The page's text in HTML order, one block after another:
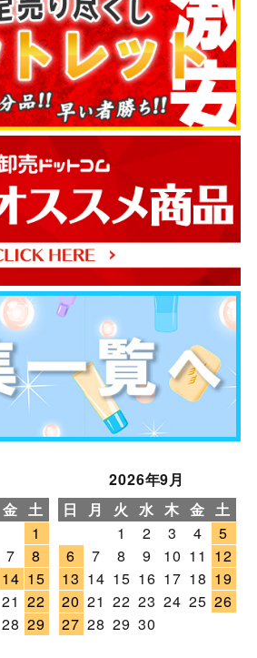
金 土
1
7
8
14 15
21 22
28 29
2026年9月
日
月 火 水 木 金 土
1
2 3 4
5
6
7 8 9 10 11 12
13 14 15 16 17 18 19
20 21 22 23 24 25 26
27 28 29 30